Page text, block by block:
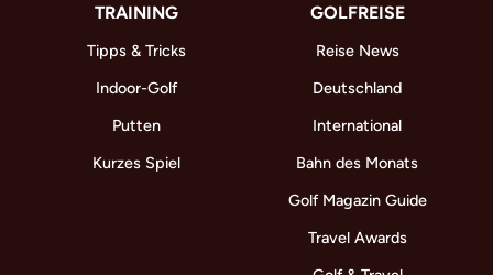
TRAINING
Tipps & Tricks
Indoor-Golf
Putten
Kurzes Spiel
GOLFREISE
Reise News
Deutschland
International
Bahn des Monats
Golf Magazin Guide
Travel Awards